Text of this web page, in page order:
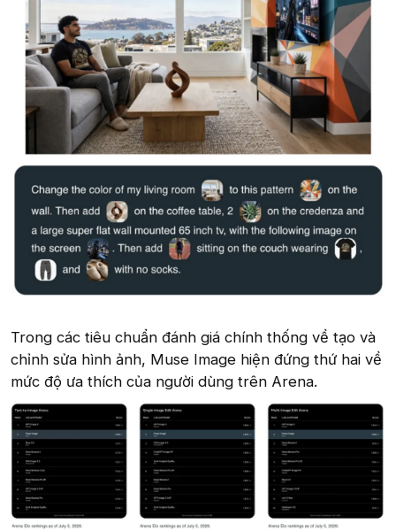
Trong các tiêu chuẩn đánh giá chính thống về tạo và
chỉnh sửa hình ảnh, Muse Image hiện đứng thứ hai về
mức độ ưa thích của người dùng trên Arena.